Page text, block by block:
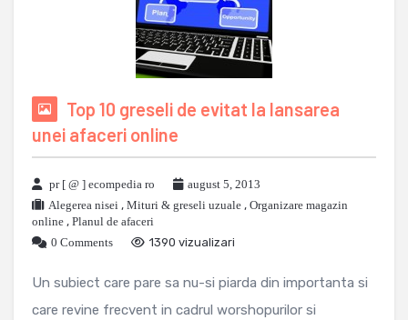
Top 10 greseli de evitat la lansarea
unei afaceri online
pr [ @ ] ecompedia ro
august 5, 2013
Alegerea nisei , Mituri & greseli uzuale , Organizare magazin
online , Planul de afaceri
0 Comments
1390 vizualizari
Un subiect care pare sa nu-si piarda din importanta si
care revine frecvent in cadrul worshopurilor si